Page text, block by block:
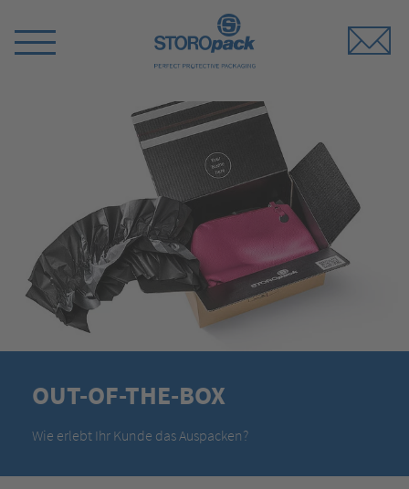
Menü
OUT-OF-THE-BOX
Wie erlebt Ihr Kunde das Auspacken?